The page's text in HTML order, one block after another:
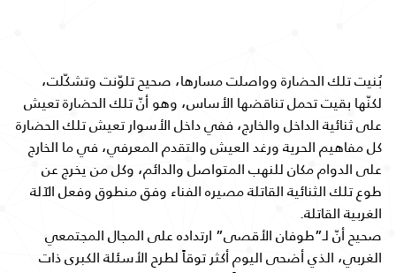
بُنيت تلك الحضارة وواصلت مسارها، صحيح تلوّنت وتشكّلت،
لكنّها بقيت تحمل تناقضها الأساس، وهو أنّ تلك الحضارة تعيش
على ثنائية الداخل والخارج، ففي داخل الأسوار تعيش تلك الحضارة
كل مفاهيم الحرية ورغد العيش والتقدم المعرفي، في ما الخارج
على الدوام مكان للنهب المتواصل والدائم، وكل من يخرج عن
طوع تلك الثنائية القاتلة مصيره الفناء وفق منطوق وفعل الآلة
الغربية القاتلة.
صحيح أنّ لـ”طوفان الأقصى” ارتداده على المجال المجتمعي
الغربي، الذي أضحى اليوم أكثر توقاً لطرح الأسئلة الكبرى ذات